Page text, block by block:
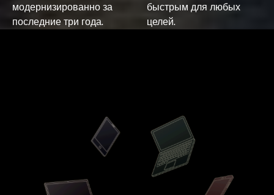
модернизированно за
последние три года.
быстрым для любых
целей.